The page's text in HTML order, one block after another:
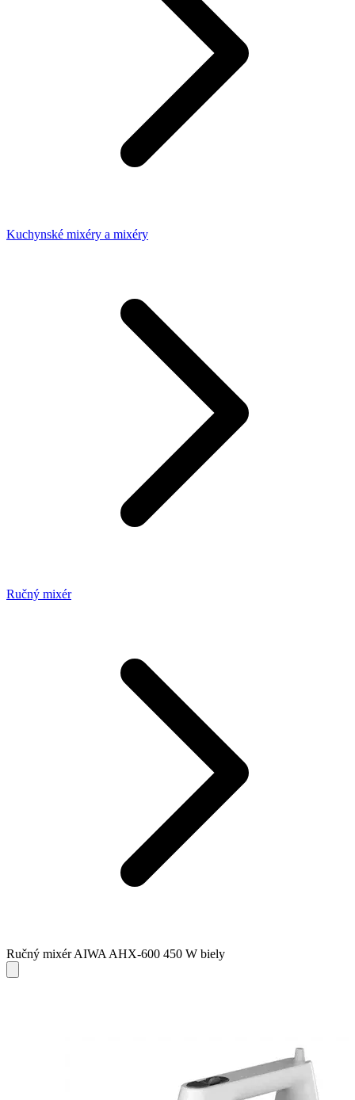
Kuchynské mixéry a mixéry
Ručný mixér
Ručný mixér AIWA AHX-600 450 W biely